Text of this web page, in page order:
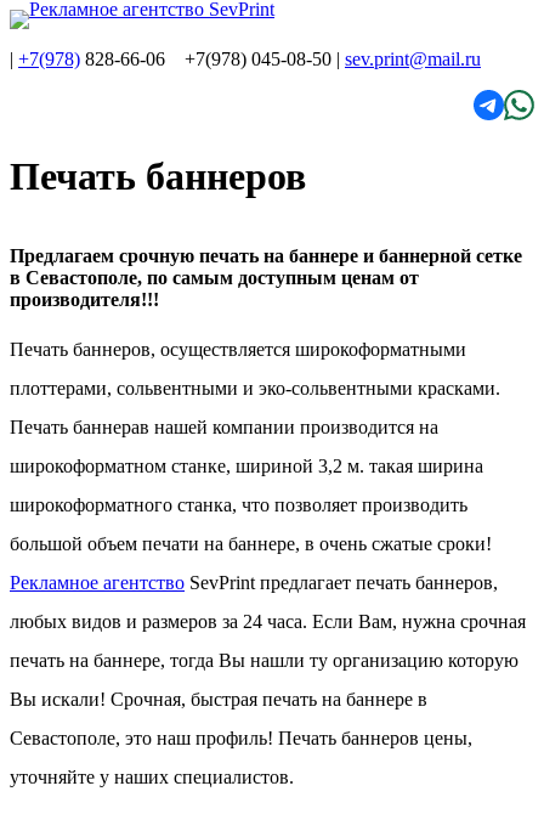
| +7(978) 828-66-06 +7(978) 045-08-50 | sev.print@mail.ru
Печать баннеров
Предлагаем срочную печать на баннере и баннерной сетке
в Севастополе, по самым доступным ценам от
производителя!!!
Печать баннеров, осуществляется широкоформатными
плоттерами, сольвентными и эко-сольвентными красками.
Печать баннерав нашей компании производится на
широкоформатном станке, шириной 3,2 м. такая ширина
широкоформатного станка, что позволяет производить
большой объем печати на баннере, в очень сжатые сроки!
Рекламное агентство SevPrint предлагает печать баннеров,
любых видов и размеров за 24 часа. Если Вам, нужна срочная
печать на баннере, тогда Вы нашли ту организацию которую
Вы искали! Срочная, быстрая печать на баннере в
Севастополе, это наш профиль! Печать баннеров цены,
уточняйте у наших специалистов.